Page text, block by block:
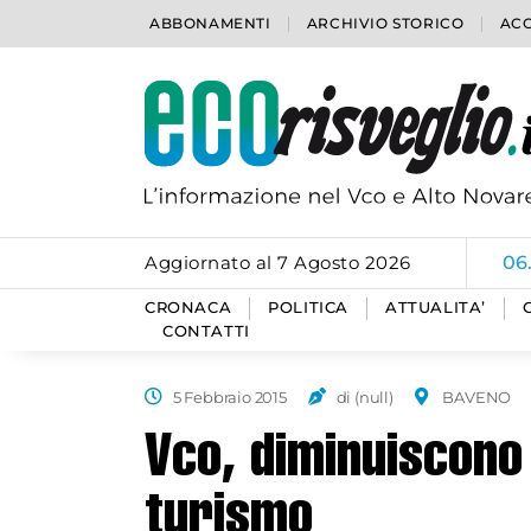
ABBONAMENTI ARCHIVIO STORICO
Aggiornato al 7 Agosto 2026
CRONACA POLITICA ATTUALITA’
CONTATTI
5 Febbraio 2015 di (null) BAVENO
Vco,